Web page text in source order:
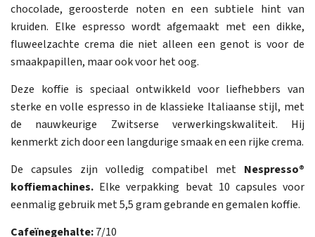
chocolade, geroosterde noten en een subtiele hint van
kruiden. Elke espresso wordt afgemaakt met een dikke,
fluweelzachte crema die niet alleen een genot is voor de
smaakpapillen, maar ook voor het oog.
Deze koffie is speciaal ontwikkeld voor liefhebbers van
sterke en volle espresso in de klassieke Italiaanse stijl, met
de nauwkeurige Zwitserse verwerkingskwaliteit. Hij
kenmerkt zich door een langdurige smaak en een rijke crema.
De capsules zijn volledig compatibel met Nespresso®
koffiemachines. Elke verpakking bevat 10 capsules voor
eenmalig gebruik met 5,5 gram gebrande en gemalen koffie.
Cafeïnegehalte:7/10